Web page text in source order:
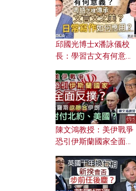
何盤算？
邱國光博士x潘詠儀校
長：學習古文有何意
文之美？ 日常寫作如何
應用？
陳文鴻教授：美伊戰爭
恐引伊斯蘭國家全面反
對付北約美國？